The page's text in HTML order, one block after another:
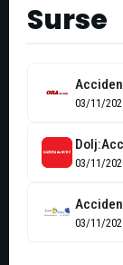
Surse
03/11/
03/11/
03/11/